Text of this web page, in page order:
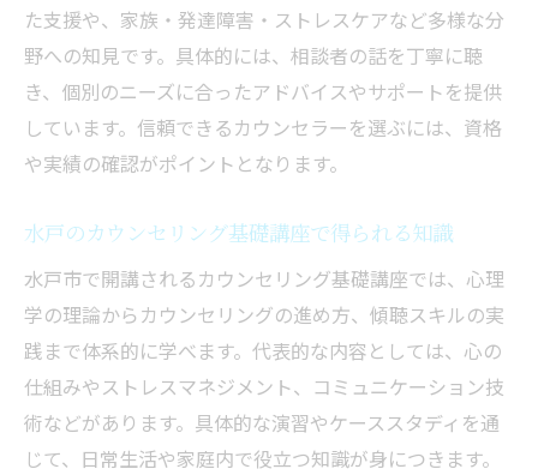
た支援や、家族・発達障害・ストレスケアなど多様な分
野への知見です。具体的には、相談者の話を丁寧に聴
き、個別のニーズに合ったアドバイスやサポートを提供
しています。信頼できるカウンセラーを選ぶには、資格
や実績の確認がポイントとなります。
水戸のカウンセリング基礎講座で得られる知識
水戸市で開講されるカウンセリング基礎講座では、心理
学の理論からカウンセリングの進め方、傾聴スキルの実
践まで体系的に学べます。代表的な内容としては、心の
仕組みやストレスマネジメント、コミュニケーション技
術などがあります。具体的な演習やケーススタディを通
じて、日常生活や家庭内で役立つ知識が身につきます。